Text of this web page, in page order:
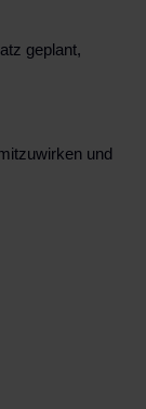
geplant,
und